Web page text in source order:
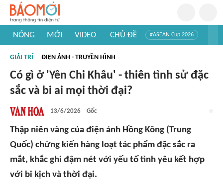
NÓNG MỚI VIDEO CHỦ ĐỀ #ASEAN Cup 2026
#Khám phá thế giới
GIẢI TRÍ ĐIỆN ẢNH - TRUYỀN HÌNH
Có gì ở 'Yên Chi Khâu' - thiên tình sử đặc
sắc và bi ai mọi thời đại?
13/6/2026 Gốc
Thập niên vàng của điện ảnh Hồng Kông (Trung
Quốc) chứng kiến hàng loạt tác phẩm đặc sắc ra
mắt, khắc ghi đậm nét với yếu tố tình yêu kết hợp
với bi kịch và thời đại.